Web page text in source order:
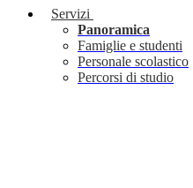
Servizi
Panoramica
Famiglie e studenti
Personale scolastico
Percorsi di studio